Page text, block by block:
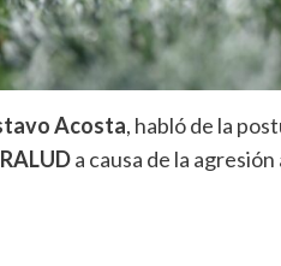
Acosta, habló de la
a causa de la